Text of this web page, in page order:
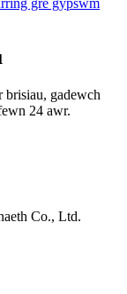
gre gypswm
brisiau, gadewch
24 awr.
Co., Ltd.